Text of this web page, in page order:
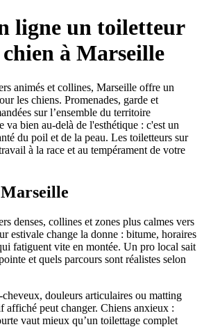
ligne un toiletteur
à Marseille
animés et collines, Marseille offre un
les chiens. Promenades, garde et
sur l’ensemble du territoire
va bien au-delà de l'esthétique : c'est un
du poil et de la peau. Les toiletteurs sur
à la race et au tempérament de votre
denses, collines et zones plus calmes vers
estivale change la donne : bitume, horaires
fatiguent vite en montée. Un pro local sait
et quels parcours sont réalistes selon
cheveux, douleurs articulaires ou matting
peut changer. Chiens anxieux :
vaut mieux qu’un toilettage complet